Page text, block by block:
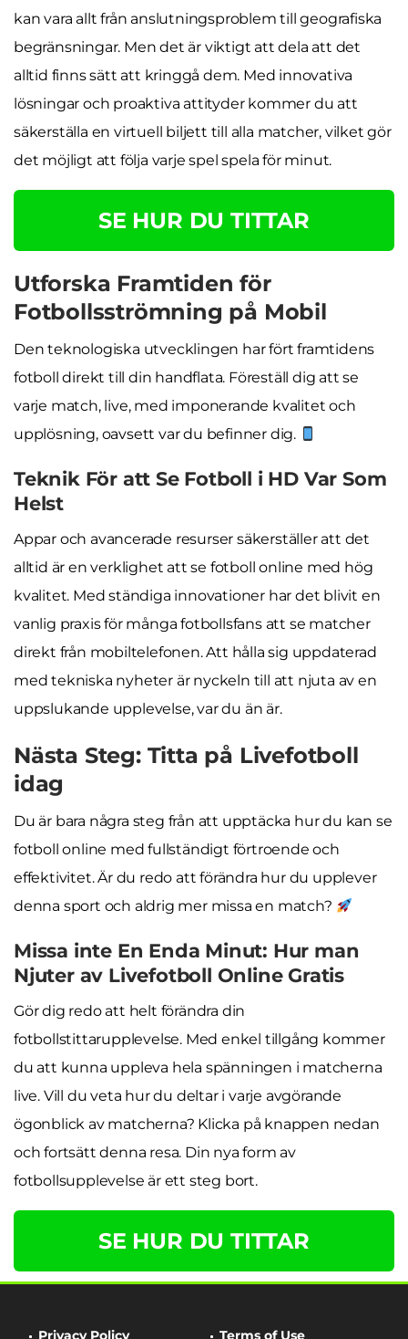
kan vara allt från anslutningsproblem till geografiska
begränsningar. Men det är viktigt att dela att det
alltid finns sätt att kringgå dem. Med innovativa
lösningar och proaktiva attityder kommer du att
säkerställa en virtuell biljett till alla matcher, vilket gör
det möjligt att följa varje spel spela för minut.
SE HUR DU TITTAR
Utforska Framtiden för
Fotbollsströmning på Mobil
Den teknologiska utvecklingen har fört framtidens
fotboll direkt till din handflata. Föreställ dig att se
varje match, live, med imponerande kvalitet och
upplösning, oavsett var du befinner dig.
Teknik För att Se Fotboll i HD Var Som
Helst
Appar och avancerade resurser säkerställer att det
alltid är en verklighet att se fotboll online med hög
kvalitet. Med ständiga innovationer har det blivit en
vanlig praxis för många fotbollsfans att se matcher
direkt från mobiltelefonen. Att hålla sig uppdaterad
med tekniska nyheter är nyckeln till att njuta av en
uppslukande upplevelse, var du än är.
Nästa Steg: Titta på Livefotboll
idag
Du är bara några steg från att upptäcka hur du kan se
fotboll online med fullständigt förtroende och
effektivitet. Är du redo att förändra hur du upplever
denna sport och aldrig mer missa en match?
Missa inte En Enda Minut: Hur man
Njuter av Livefotboll Online Gratis
Gör dig redo att helt förändra din
fotbollstittarupplevelse. Med enkel tillgång kommer
du att kunna uppleva hela spänningen i matcherna
live. Vill du veta hur du deltar i varje avgörande
ögonblick av matcherna? Klicka på knappen nedan
och fortsätt denna resa. Din nya form av
fotbollsupplevelse är ett steg bort.
SE HUR DU TITTAR
Privacy Policy Terms of Use